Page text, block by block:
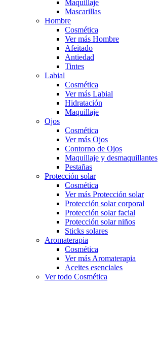
Maquillaje
Mascarillas
Hombre
Cosmética
Ver más Hombre
Afeitado
Antiedad
Tintes
Labial
Cosmética
Ver más Labial
Hidratación
Maquillaje
Ojos
Cosmética
Ver más Ojos
Contorno de Ojos
Maquillaje y desmaquillantes
Pestañas
Protección solar
Cosmética
Ver más Protección solar
Protección solar corporal
Protección solar facial
Protección solar niños
Sticks solares
Aromaterapia
Cosmética
Ver más Aromaterapia
Aceites esenciales
Ver todo Cosmética